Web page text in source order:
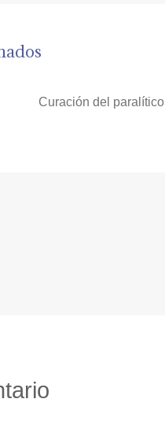
Curación del paralítico